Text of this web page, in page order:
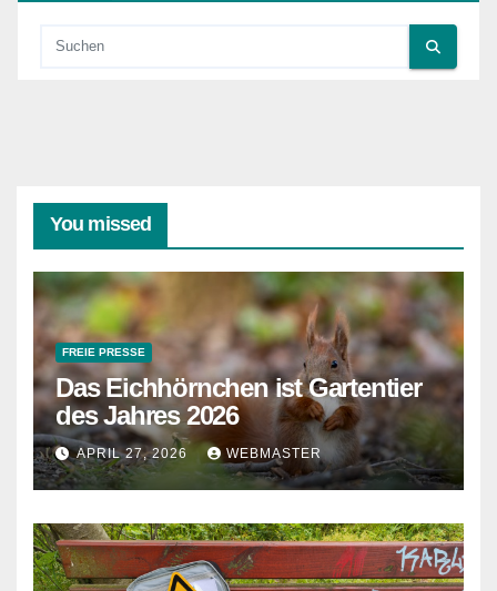
You missed
FREIE PRESSE
Das Eichhörnchen ist Gartentier
des Jahres 2026
APRIL 27, 2026 WEBMASTER